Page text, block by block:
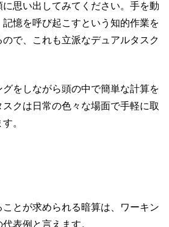
思い出してみてください。手を動
憶を呼び起こすという知的作業を
で、これも立派なデュアルタスク
をしながら頭の中で簡単な計算を
クは日常の色々な場面で手軽に取
。
とが求められる暗算は、ワーキン
表例と言えます。